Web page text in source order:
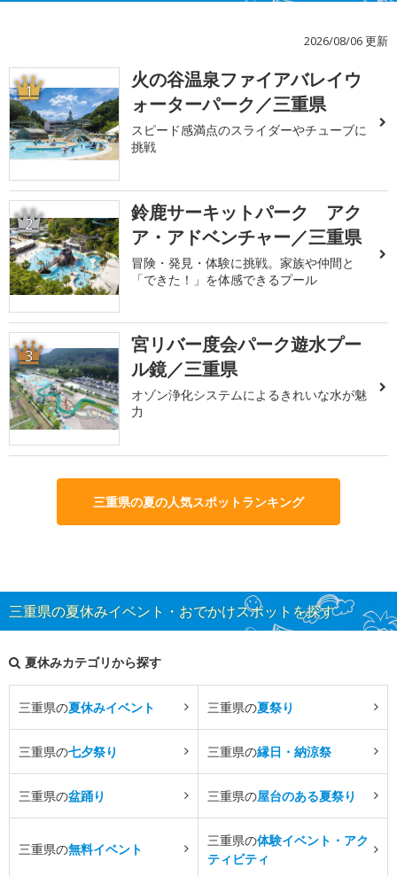
2026/08/06 更新
1
火の谷温泉ファイアバレイウ
ォーターパーク／三重県
スピード感満点のスライダーやチューブに
挑戦
2
鈴鹿サーキットパーク アク
ア・アドベンチャー／三重県
冒険・発見・体験に挑戦。家族や仲間と
「できた！」を体感できるプール
3
宮リバー度会パーク遊水プー
ル鏡／三重県
オゾン浄化システムによるきれいな水が魅
力
三重県の夏の人気スポットランキング
三重県の夏休みイベント・おでかけスポットを探す
夏休みカテゴリから探す
三重県の夏休みイベント 三重県の夏祭り
三重県の七夕祭り 三重県の縁日・納涼祭
三重県の盆踊り 三重県の屋台のある夏祭り
三重県の無料イベント
三重県の体験イベント・アク
ティビティ